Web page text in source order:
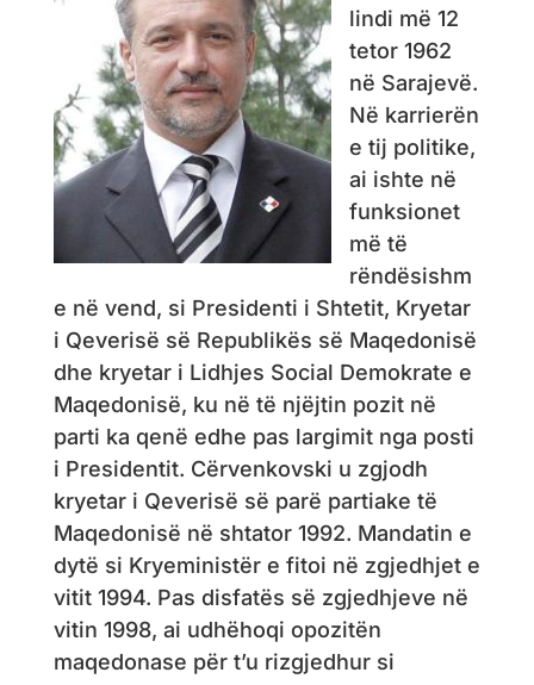
lindi më 12
tetor 1962
në Sarajevë.
Në karrierën
e tij politike,
ai ishte në
funksionet
më të
rëndësishm
e në vend, si Presidenti i Shtetit, Kryetar
i Qeverisë së Republikës së Maqedonisë
dhe kryetar i Lidhjes Social Demokrate e
Maqedonisë, ku në të njëjtin pozit në
parti ka qenë edhe pas largimit nga posti
i Presidentit. Cërvenkovski u zgjodh
kryetar i Qeverisë së parë partiake të
Maqedonisë në shtator 1992. Mandatin e
dytë si Kryeministër e fitoi në zgjedhjet e
vitit 1994. Pas disfatës së zgjedhjeve në
vitin 1998, ai udhëhoqi opozitën
maqedonase për t’u rizgjedhur si